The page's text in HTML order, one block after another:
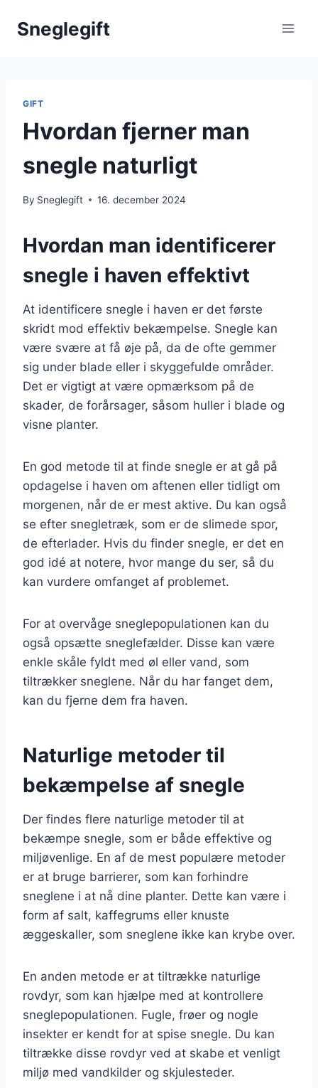
Sneglegift
GIFT
Hvordan fjerner man
snegle naturligt
By Sneglegift 16. december 2024
Hvordan man identificerer
snegle i haven effektivt
At identificere snegle i haven er det første
skridt mod effektiv bekæmpelse. Snegle kan
være svære at få øje på, da de ofte gemmer
sig under blade eller i skyggefulde områder.
Det er vigtigt at være opmærksom på de
skader, de forårsager, såsom huller i blade og
visne planter.
En god metode til at finde snegle er at gå på
opdagelse i haven om aftenen eller tidligt om
morgenen, når de er mest aktive. Du kan også
se efter snegletræk, som er de slimede spor,
de efterlader. Hvis du finder snegle, er det en
god idé at notere, hvor mange du ser, så du
kan vurdere omfanget af problemet.
For at overvåge sneglepopulationen kan du
også opsætte sneglefælder. Disse kan være
enkle skåle fyldt med øl eller vand, som
tiltrækker sneglene. Når du har fanget dem,
kan du fjerne dem fra haven.
Naturlige metoder til
bekæmpelse af snegle
Der findes flere naturlige metoder til at
bekæmpe snegle, som er både effektive og
miljøvenlige. En af de mest populære metoder
er at bruge barrierer, som kan forhindre
sneglene i at nå dine planter. Dette kan være i
form af salt, kaffegrums eller knuste
æggeskaller, som sneglene ikke kan krybe over.
En anden metode er at tiltrække naturlige
rovdyr, som kan hjælpe med at kontrollere
sneglepopulationen. Fugle, frøer og nogle
insekter er kendt for at spise snegle. Du kan
tiltrække disse rovdyr ved at skabe et venligt
miljø med vandkilder og skjulesteder.